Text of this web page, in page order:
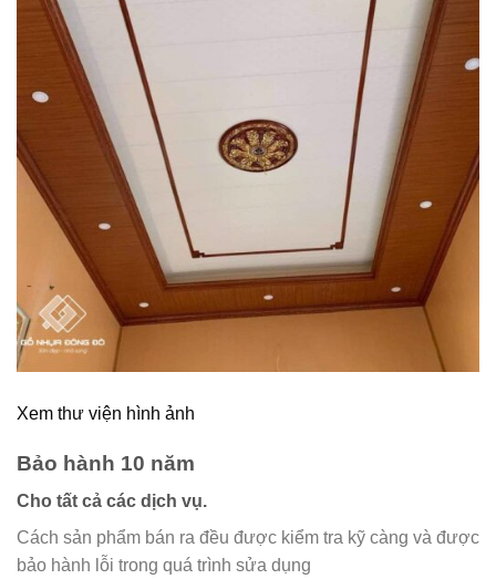
Xem thư viện hình ảnh
Bảo hành 10 năm
Cho tất cả các dịch vụ.
Cách sản phẩm bán ra đều được kiểm tra kỹ càng và được
bảo hành lỗi trong quá trình sửa dụng